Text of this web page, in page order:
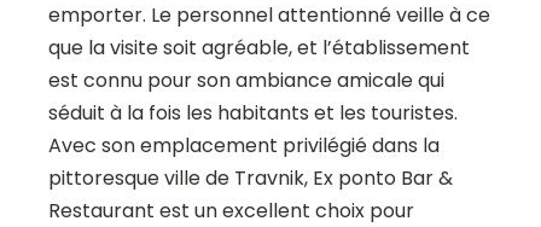
emporter. Le personnel attentionné veille à ce
que la visite soit agréable, et l’établissement
est connu pour son ambiance amicale qui
séduit à la fois les habitants et les touristes.
Avec son emplacement privilégié dans la
pittoresque ville de Travnik, Ex ponto Bar &
Restaurant est un excellent choix pour